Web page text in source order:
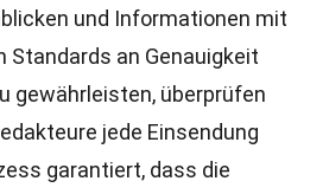
und Informationen mit
Standards an Genauigkeit
gewährleisten, überprüfen
jede Einsendung
garantiert, dass die